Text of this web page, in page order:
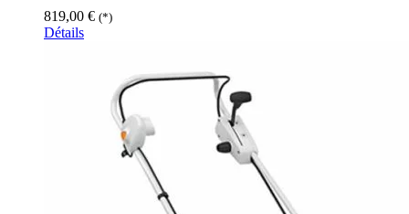
819,00 € (*)
Détails